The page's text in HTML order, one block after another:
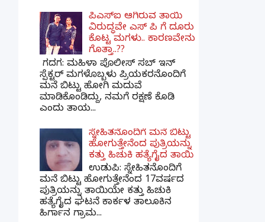
ಪಿಎಸ್​ಐ ಆಗಿರುವ ತಾಯಿ
ವಿರುದ್ಧವೇ ಎಸ್ ಪಿ ಗೆ ದೂರು
ಕೊಟ್ಟ ಮಗಳು.. ಕಾರಣವೇನು
ಗೊತ್ತಾ..??
ಗದಗ​: ಮಹಿಳಾ ಪೊಲೀಸ್​ ಸಬ್ ​ಇನ್​
ಸ್ಪೆಕ್ಟರ್​ ಮಗಳೊಬ್ಬಳು ಪ್ರಿಯಕರನೊಂದಿಗೆ
ಮನೆ ಬಿಟ್ಟು ಹೋಗಿ ಮದುವೆ
ಮಾಡಿಕೊಂಡಿದ್ದು, ನಮಗೆ ರಕ್ಷಣೆ ಕೊಡಿ
ಎಂದು ತಾಯ...
ಸ್ನೇಹಿತನೊಂದಿಗೆ ಮನೆ ಬಿಟ್ಟು
ಹೋಗುತ್ತೇನೆಂದ ಪುತ್ರಿಯನ್ನು
ಕತ್ತು ಹಿಚುಕಿ ಹತ್ಯೆಗೈದ ತಾಯಿ
ಉಡುಪಿ: ಸ್ನೇಹಿತನೊಂದಿಗೆ
ಮನೆ ಬಿಟ್ಟು ಹೋಗುತ್ತೇನೆಂದ 17ವರ್ಷದ
ಪುತ್ರಿಯನ್ನು ತಾಯಿಯೇ ಕತ್ತು ಹಿಚುಕಿ
ಹತ್ಯೆಗೈದ ಘಟನೆ ಕಾರ್ಕಳ ತಾಲೂಕಿನ
ಹಿರ್ಗಾನ ಗ್ರಾಮ...